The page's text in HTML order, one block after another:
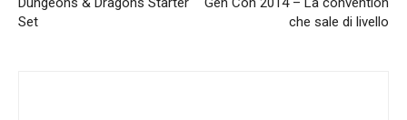
Set
che sale di livello